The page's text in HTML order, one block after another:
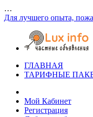
…
Для лучшего опыта,
ГЛАВНАЯ
ТАРИФНЫЕ
Мой Кабинет
Регистрация